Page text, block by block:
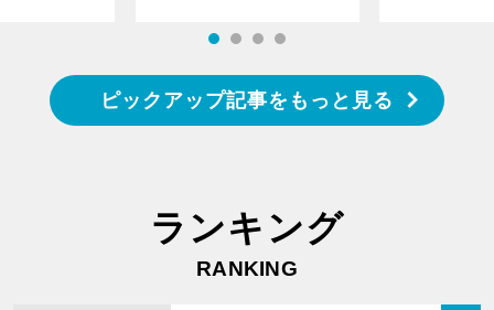
ピックアップ記事をもっと見る
ランキング
RANKING